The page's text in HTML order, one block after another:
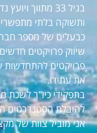
בגיל 33 מתווך
ותשוקה בלתי
כבעלים של מספר
שיווק פרויקטים
פרויקטים להתחדשות
את עתידו.
בתפקידי כיו"ר לשכת
להובלת הסטנדרטים
אני מוביל צוות של